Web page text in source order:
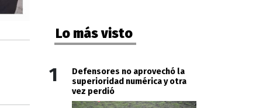
Lo más visto
1
Defensores no aprovechó la
superioridad numérica y otra
vez perdió